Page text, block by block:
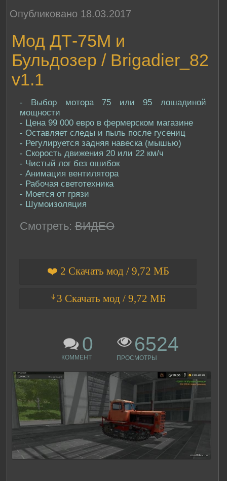
Опубликовано 18.03.2017
Мод ДТ-75М и
Бульдозер / Brigadier_82
v1.1
- Выбор мотора 75 или 95 лошадиной
мощности
- Цена 99 000 евро в фермерском магазине
- Оставляет следы и пыль после гусениц
- Регулируется задняя навеска (мышью)
- Скорость движения 20 или 22 км/ч
- Чистый лог без ошибок
- Анимация вентилятора
- Рабочая светотехника
- Моется от грязи
- Шумоизоляция
Смотреть: ВИДЕО
❤️ 2 Скачать мод / 9,72 МБ
ᛎ3 Скачать мод / 9,72 МБ
0
КОММЕНТ
6524
ПРОСМОТРЫ